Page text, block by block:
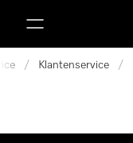
/ Klantenservice /